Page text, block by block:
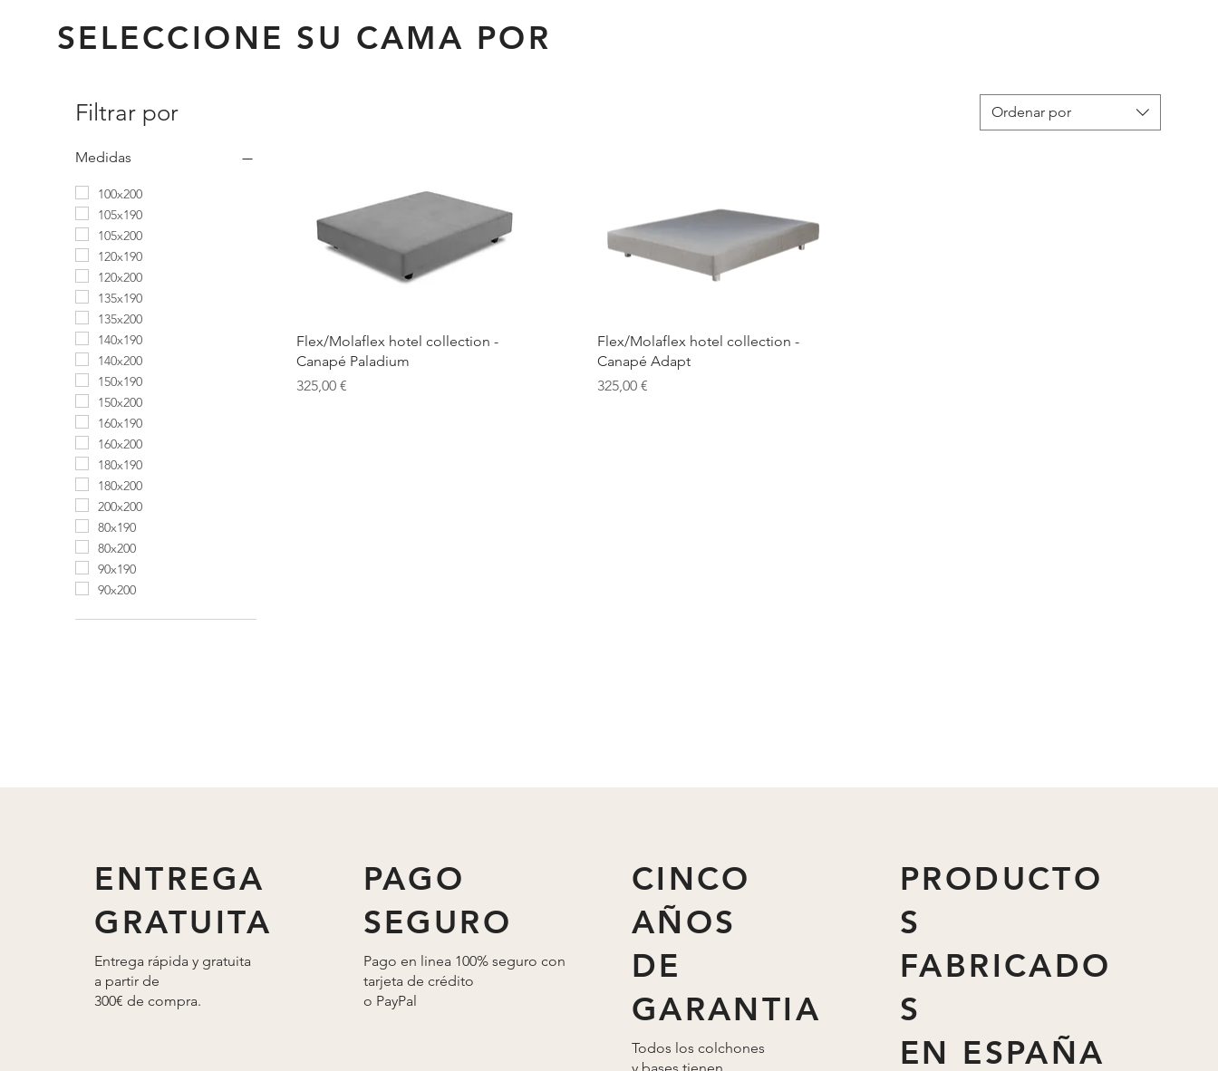
SELECCIONE SU CAMA POR
Filtrar por
Medidas
100x200
105x190
105x200
120x190
120x200
135x190
135x200
140x190
140x200
150x190
150x200
160x190
160x200
180x190
180x200
200x200
80x190
80x200
90x190
90x200
Ordenar por
Vista rápida
Flex/Molaflex hotel collection -
Canapé Paladium
Precio
325,00 €
Vista rápida
Flex/Molaflex hotel collection -
Canapé Adapt
Precio
325,00 €
ENTREGA
GRATUITA
Entrega rápida y gratuita
a partir de
300€ de compra.
PAGO
SEGURO
Pago en linea 100% seguro con
tarjeta de crédito
o PayPal
CINCO
AÑOS
DE
GARANTIA
Todos los colchones
PRODUCTO
S
FABRICADO
S
EN ESPAÑA